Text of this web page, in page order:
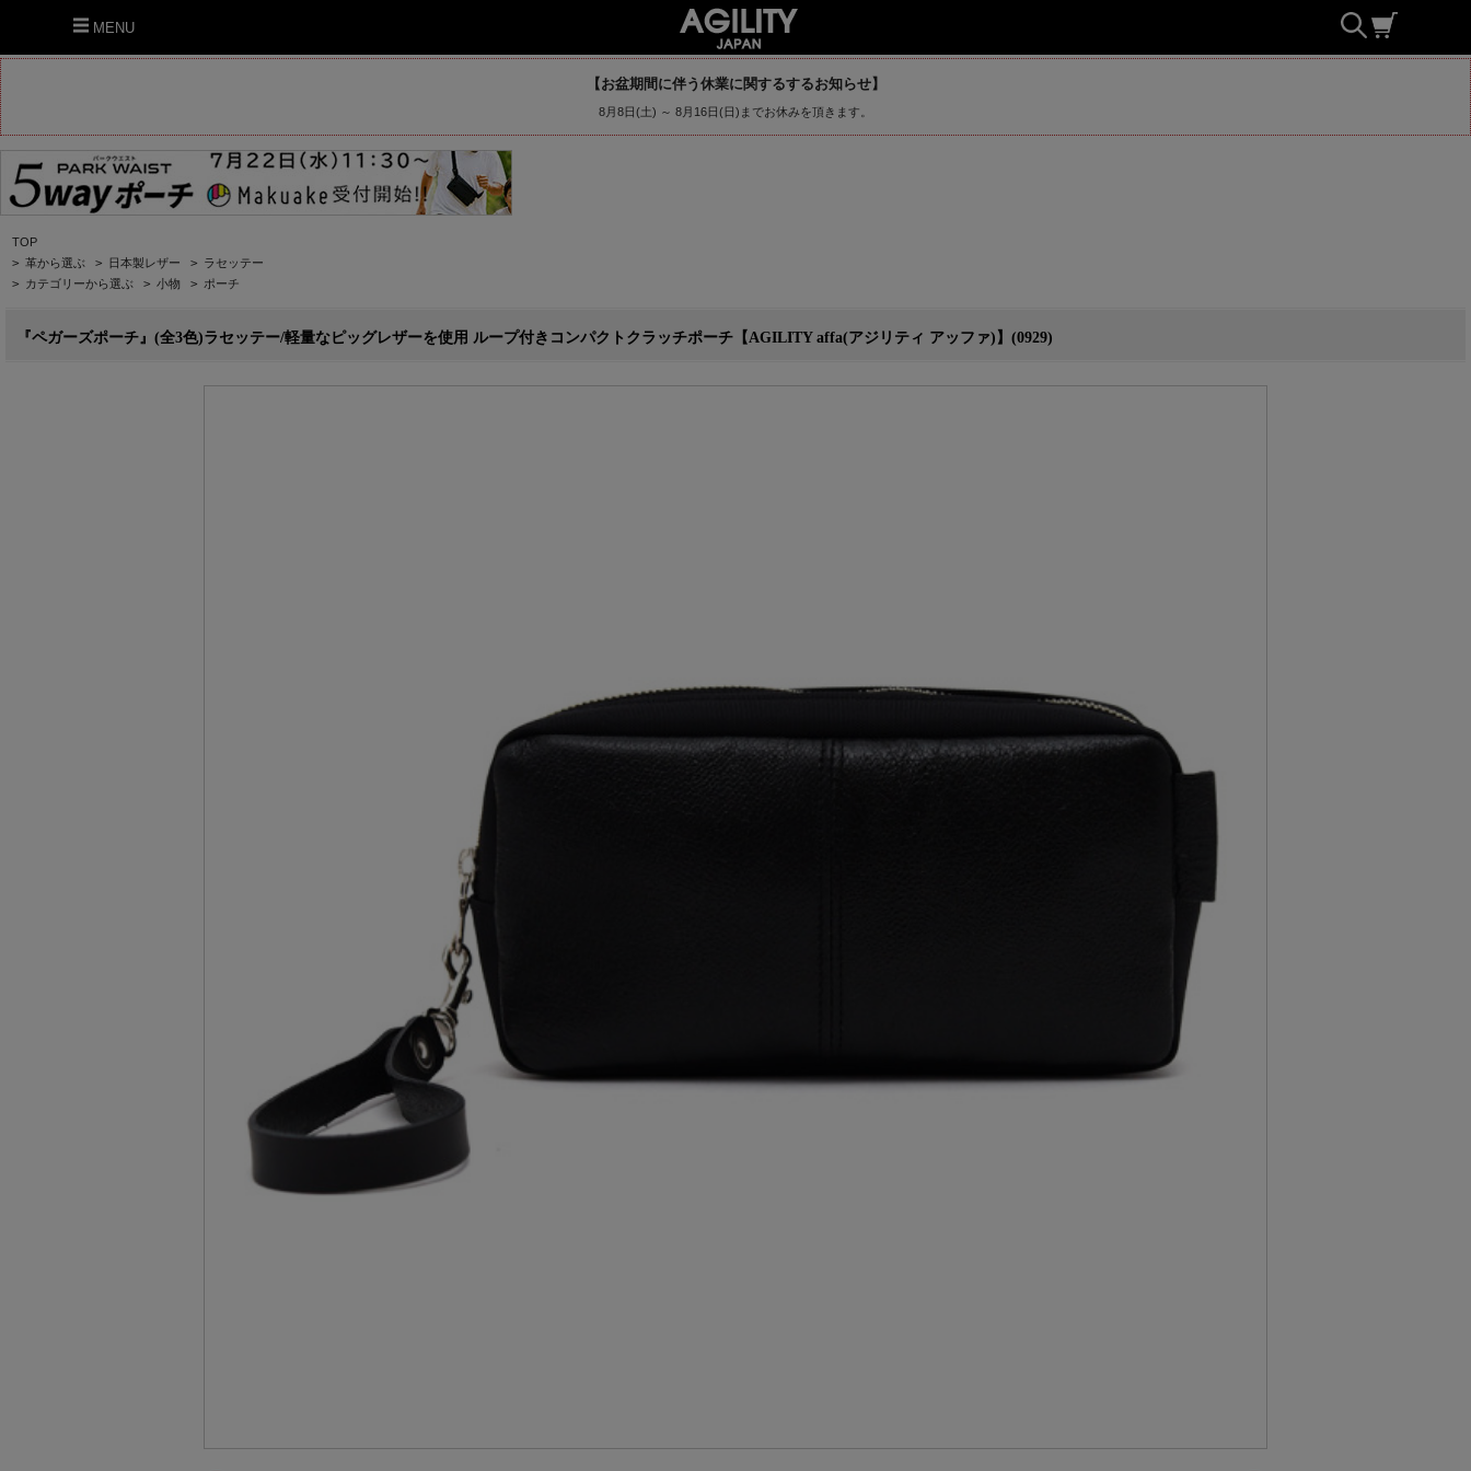
MENU
【お盆期間に伴う休業に関するするお知らせ】
8月8日(土) ～ 8月16日(日)までお休みを頂きます。
TOP
> 革から選ぶ > 日本製レザー > ラセッテー
> カテゴリーから選ぶ > 小物 > ポーチ
『ペガーズポーチ』(全3色)ラセッテー/軽量なピッグレザーを使用 ループ付きコンパクトクラッチポーチ【AGILITY affa(アジリティ アッファ)】(0929)